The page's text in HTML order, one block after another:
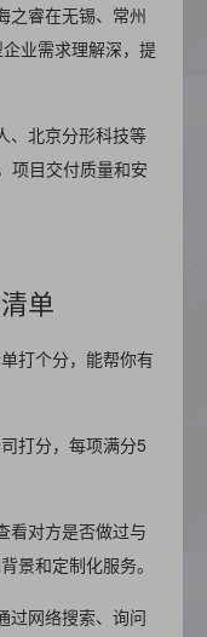
之睿在无锡、常州
业需求理解深，提
、北京分形科技等
项目交付质量和安
单
打个分，能帮你有
打分，每项满分5
看对方是否做过与
景和定制化服务。
过网络搜索、询问